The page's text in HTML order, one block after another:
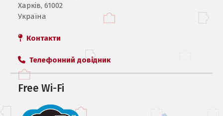
Харків, 61002
Україна
Контакти
Телефонний довідник
Free Wi-Fi